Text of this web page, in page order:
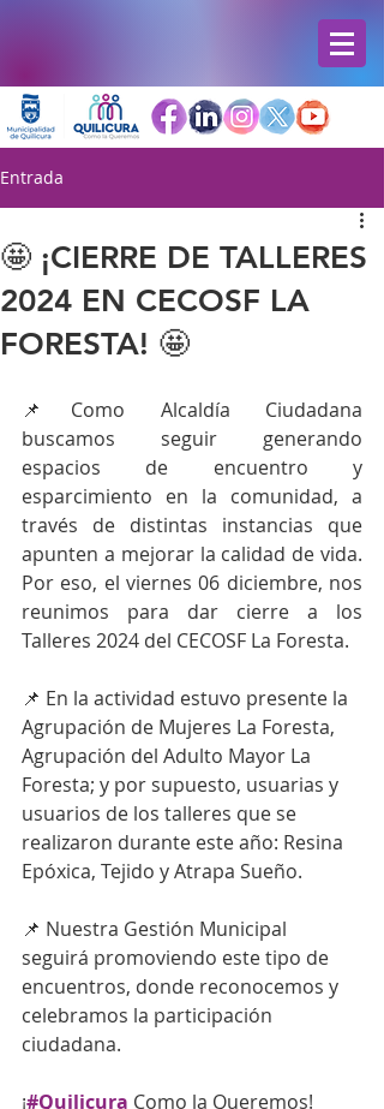
Entrada
🤩 ¡CIERRE DE TALLERES
2024 EN CECOSF LA
FORESTA! 🤩
📌Como Alcaldía Ciudadana
buscamos seguir generando
espacios de encuentro y
esparcimiento en la comunidad, a
través de distintas instancias que
apunten a mejorar la calidad de vida.
Por eso, el viernes 06 diciembre, nos
reunimos para dar cierre a los
Talleres 2024 del CECOSF La Foresta.
📌 En la actividad estuvo presente la
Agrupación de Mujeres La Foresta,
Agrupación del Adulto Mayor La
Foresta; y por supuesto, usuarias y
usuarios de los talleres que se
realizaron durante este año: Resina
Epóxica, Tejido y Atrapa Sueño.
📌 Nuestra Gestión Municipal
seguirá promoviendo este tipo de
encuentros, donde reconocemos y
celebramos la participación
ciudadana.
¡#Quilicura Como la Queremos!